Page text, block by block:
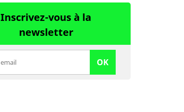
Inscrivez-vous à la
newsletter
OK